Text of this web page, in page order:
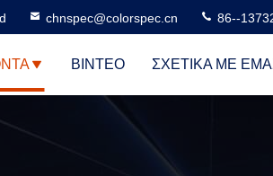
chnspec@colorspec.cn 86--
ΒΊΝΤΕΟ ΣΧΕΤΙΚΆ ΜΕ